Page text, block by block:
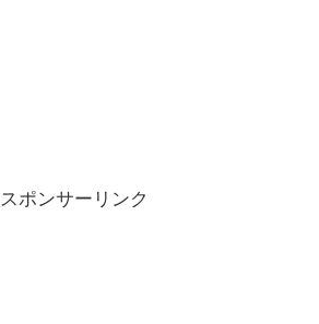
スポンサーリンク